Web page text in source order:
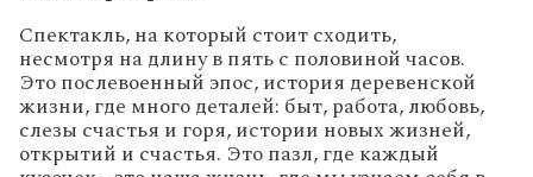
Спектакль, на который стоит сходить,
несмотря на длину в пять с половиной часов.
Это послевоенный эпос, история деревенской
жизни, где много деталей: быт, работа, любовь,
слезы счастья и горя, истории новых жизней,
открытий и счастья. Это пазл, где каждый